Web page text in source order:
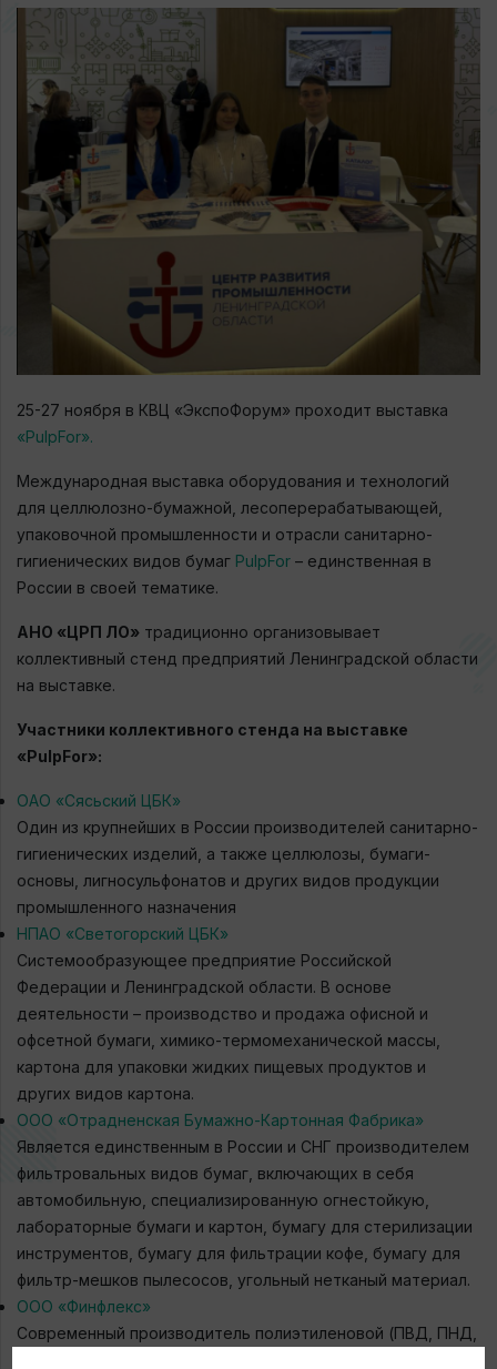
25-27 ноября в КВЦ «ЭкспоФорум» проходит выставка
«PulpFor».
Международная выставка оборудования и технологий
для целлюлозно-бумажной, лесоперерабатывающей,
упаковочной промышленности и отрасли санитарно-
гигиенических видов бумаг PulpFor – единственная в
России в своей тематике.
АНО «ЦРП ЛО» традиционно организовывает
коллективный стенд предприятий Ленинградской области
на выставке.
Участники коллективного стенда на выставке
«PulpFor»:
ОАО «Сясьский ЦБК»
Один из крупнейших в России производителей санитарно-
гигиенических изделий, а также целлюлозы, бумаги-
основы, лигносульфонатов и других видов продукции
промышленного назначения
НПАО «Светогорский ЦБК»
Системообразующее предприятие Российской
Федерации и Ленинградской области. В основе
деятельности – производство и продажа офисной и
офсетной бумаги, химико-термомеханической массы,
картона для упаковки жидких пищевых продуктов и
других видов картона.
ООО «Отрадненская Бумажно-Картонная Фабрика»
Является единственным в России и СНГ производителем
фильтровальных видов бумаг, включающих в себя
автомобильную, специализированную огнестойкую,
лабораторные бумаги и картон, бумагу для стерилизации
инструментов, бумагу для фильтрации кофе, бумагу для
фильтр-мешков пылесосов, угольный нетканый материал.
ООО «Финфлекс»
Современный производитель полиэтиленовой (ПВД, ПНД,